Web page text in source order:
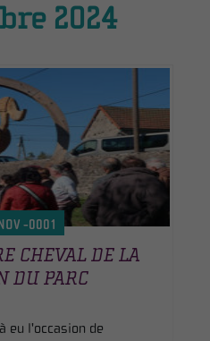
2024
-0001
CHEVAL DE LA
DU PARC
eu l'occasion de